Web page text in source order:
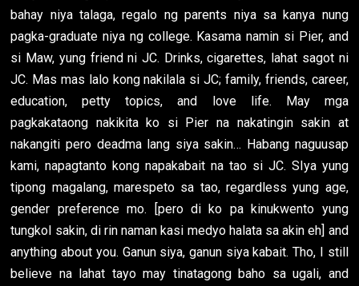
bahay niya talaga, regalo ng parents niya sa kanya nung
pagka-graduate niya ng college. Kasama namin si Pier, and
si Maw, yung friend ni JC. Drinks, cigarettes, lahat sagot ni
JC. Mas mas lalo kong nakilala si JC; family, friends, career,
education, petty topics, and love life. May mga
pagkakataong nakikita ko si Pier na nakatingin sakin at
nakangiti pero deadma lang siya sakin… Habang naguusap
kami, napagtanto kong napakabait na tao si JC. SIya yung
tipong magalang, marespeto sa tao, regardless yung age,
gender preference mo. [pero di ko pa kinukwento yung
tungkol sakin, di rin naman kasi medyo halata sa akin eh] and
anything about you. Ganun siya, ganun siya kabait. Tho, I still
believe na lahat tayo may tinatagong baho sa ugali, and